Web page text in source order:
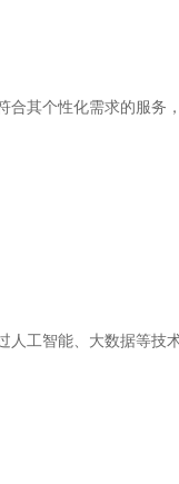
其个性化需求的服务
工智能、大数据等技